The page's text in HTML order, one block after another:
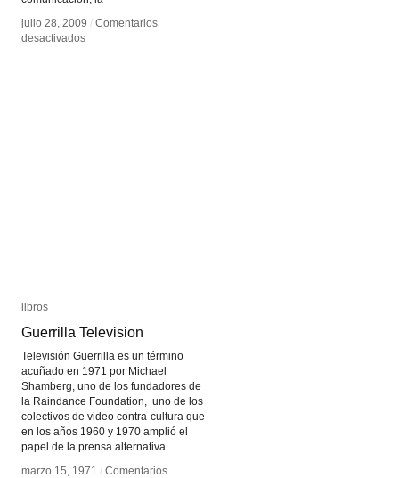
julio 28, 2009 / Comentarios
desactivadosen
julio 28, 2009 / Comentarios
desactivadosen
libros
Guerrilla Television
Televisión Guerrilla es un término
acuñado en 1971 por Michael
Shamberg, uno de los fundadores de
la Raindance Foundation, uno de los
colectivos de video contra-cultura que
en los años 1960 y 1970 amplió el
papel de la prensa alternativa
marzo 15, 1971 / Comentarios
libros
Guerrilla Television
marzo 15, 1971 / Comentarios